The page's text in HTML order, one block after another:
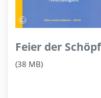
Feier der
(38 MB)